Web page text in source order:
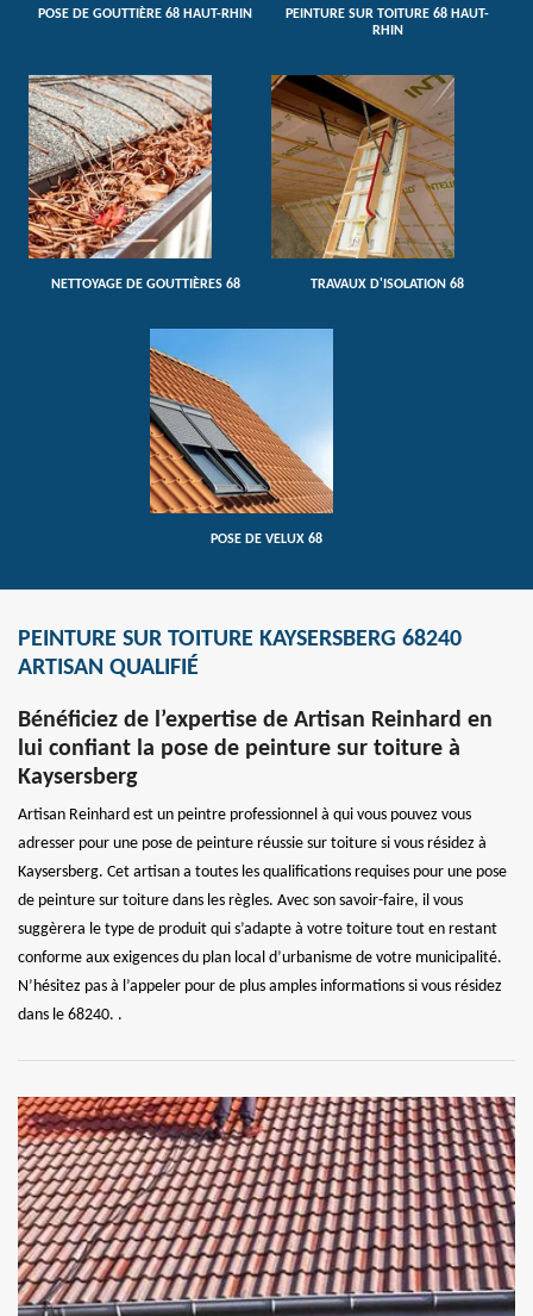
POSE DE GOUTTIÈRE 68 HAUT-RHIN
PEINTURE SUR TOITURE 68 HAUT-
RHIN
NETTOYAGE DE GOUTTIÈRES 68 TRAVAUX D'ISOLATION 68
POSE DE VELUX 68
PEINTURE SUR TOITURE KAYSERSBERG 68240
ARTISAN QUALIFIÉ
Bénéficiez de l’expertise de Artisan Reinhard en
lui confiant la pose de peinture sur toiture à
Kaysersberg
Artisan Reinhard est un peintre professionnel à qui vous pouvez vous
adresser pour une pose de peinture réussie sur toiture si vous résidez à
Kaysersberg. Cet artisan a toutes les qualifications requises pour une pose
de peinture sur toiture dans les règles. Avec son savoir-faire, il vous
suggèrera le type de produit qui s’adapte à votre toiture tout en restant
conforme aux exigences du plan local d’urbanisme de votre municipalité.
N’hésitez pas à l’appeler pour de plus amples informations si vous résidez
dans le 68240. .